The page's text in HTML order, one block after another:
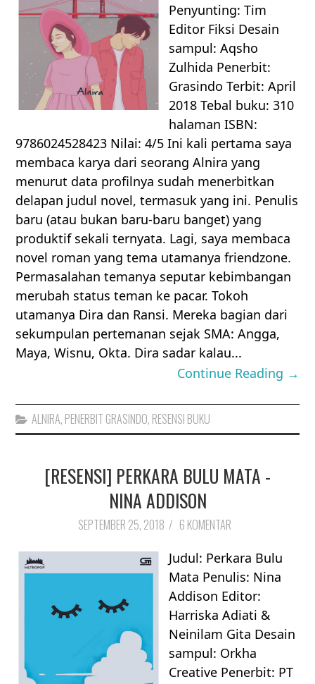
Penyunting: Tim
Editor Fiksi Desain
sampul: Aqsho
Zulhida Penerbit:
Grasindo Terbit: April
2018 Tebal buku: 310
halaman ISBN:
9786024528423 Nilai: 4/5 Ini kali pertama saya
membaca karya dari seorang Alnira yang
menurut data profilnya sudah menerbitkan
delapan judul novel, termasuk yang ini. Penulis
baru (atau bukan baru-baru banget) yang
produktif sekali ternyata. Lagi, saya membaca
novel roman yang tema utamanya friendzone.
Permasalahan temanya seputar kebimbangan
merubah status teman ke pacar. Tokoh
utamanya Dira dan Ransi. Mereka bagian dari
sekumpulan pertemanan sejak SMA: Angga,
Maya, Wisnu, Okta. Dira sadar kalau...
Continue Reading →
ALNIRA, PENERBIT GRASINDO, RESENSI BUKU
[RESENSI] PERKARA BULU MATA -
NINA ADDISON
SEPTEMBER 25, 2018 / 6 KOMENTAR
Judul: Perkara Bulu
Mata Penulis: Nina
Addison Editor:
Harriska Adiati &
Neinilam Gita Desain
sampul: Orkha
Creative Penerbit: PT